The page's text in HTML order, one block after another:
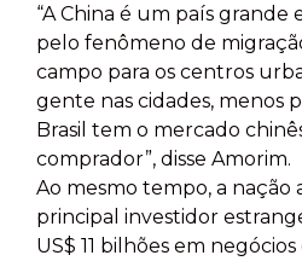
“A China é um país grande
pelo fenômeno de
campo para os centros
gente nas cidades, menos
Brasil tem o mercado
comprador”, disse Amorim.
Ao mesmo tempo, a nação
principal investidor
US$ 11 bilhões em